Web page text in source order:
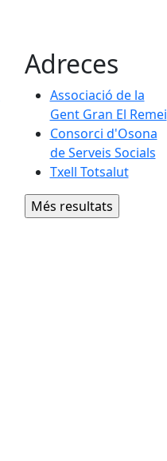
Adreces
Associació de la
Gent Gran El Remei
Consorci d'Osona
de Serveis Socials
Txell Totsalut